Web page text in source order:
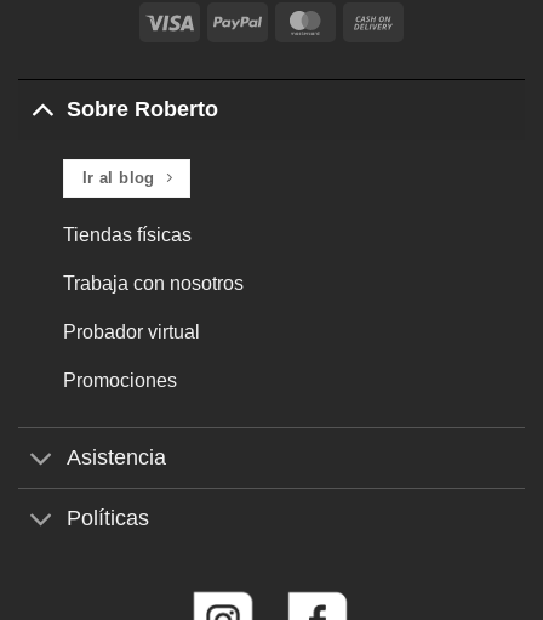
Visa PayPal MasterCard
Delivery
Sobre Roberto
Ir al blog
Tiendas físicas
Trabaja con nosotros
Probador virtual
Promociones
Asistencia
Políticas